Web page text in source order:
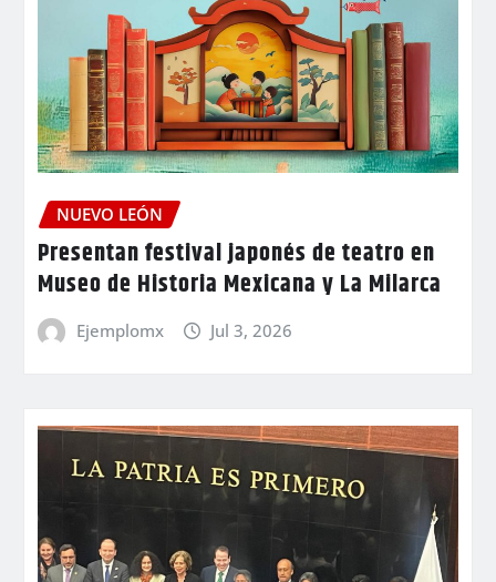
NUEVO LEÓN
Presentan festival japonés de teatro en
Museo de Historia Mexicana y La Milarca
Ejemplomx Jul 3, 2026